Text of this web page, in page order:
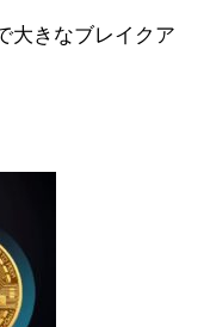
大きなブレイクア